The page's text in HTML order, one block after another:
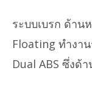
ระบบเบรก ด้าน
Floating ทำงา
Dual ABS ซึ่งด้